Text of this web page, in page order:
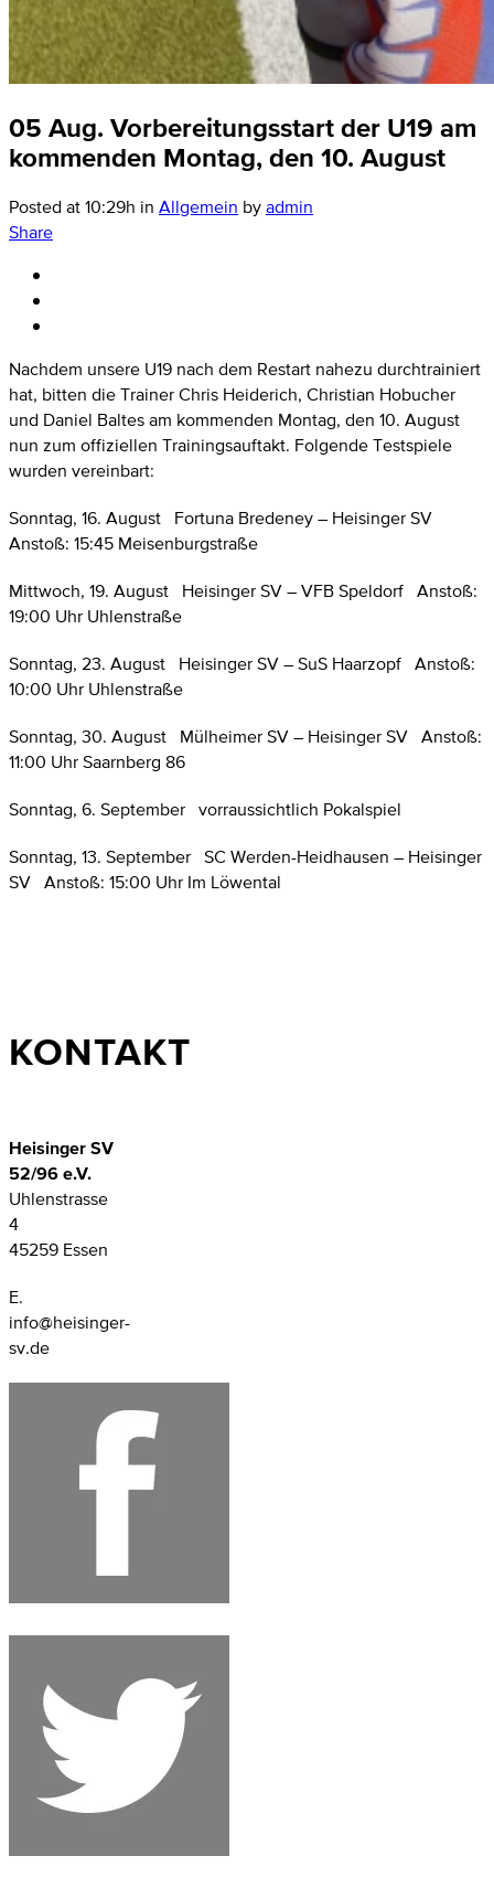
05 Aug. Vorbereitungsstart der U19 am
kommenden Montag, den 10. August
Posted at 10:29h in Allgemein byadmin
Share
Nachdem unsere U19 nach dem Restart nahezu durchtrainiert
hat, bitten die Trainer Chris Heiderich, Christian Hobucher
und Daniel Baltes am kommenden Montag, den 10. August
nun zum offiziellen Trainingsauftakt. Folgende Testspiele
wurden vereinbart:
Sonntag, 16. August Fortuna Bredeney – Heisinger SV
Anstoß: 15:45 Meisenburgstraße
Mittwoch, 19. August Heisinger SV – VFB Speldorf Anstoß:
19:00 Uhr Uhlenstraße
Sonntag, 23. August Heisinger SV – SuS Haarzopf Anstoß:
10:00 Uhr Uhlenstraße
Sonntag, 30. August Mülheimer SV – Heisinger SV Anstoß:
11:00 Uhr Saarnberg 86
Sonntag, 6. September vorraussichtlich Pokalspiel
Sonntag, 13. September SC Werden-Heidhausen – Heisinger
SV Anstoß: 15:00 Uhr Im Löwental
KONTAKT
Heisinger SV
52/96 e.V.
Uhlenstrasse
4
45259 Essen
E.
info@heisinger-
sv.de